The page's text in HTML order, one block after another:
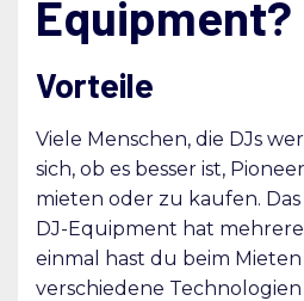
Equipment?
Vorteile
Viele Menschen, die DJs
sich, ob es besser ist,
mieten oder zu kaufen.
DJ-Equipment hat
einmal hast du beim
verschiedene